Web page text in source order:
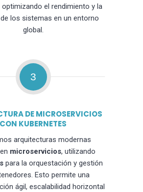
optimizando el rendimiento y la
los sistemas en un entorno
global.
3
DE MICROSERVICIOS
CON KUBERNETES
arquitecturas modernas
microservicios, utilizando
para la orquestación y gestión
Esto permite una
ágil, escalabilidad horizontal